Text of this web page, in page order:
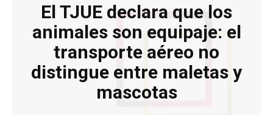
El TJUE declara que los
animales son equipaje: el
transporte aéreo no
distingue entre maletas y
mascotas